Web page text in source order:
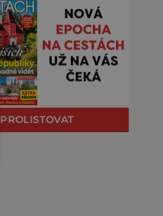
PROLISTOVAT